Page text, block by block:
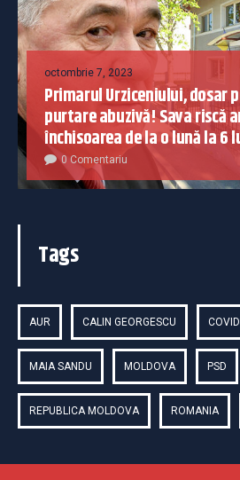
octombrie 7, 2023
Primarul Urziceniului, dosar
purtare abuzivă! Sava riscă
închisoarea de la o lună la 6
0 Comentariu
Tags
AUR CALIN GEORGESCU COVID
MAIA SANDU MOLDOVA PSD
REPUBLICA MOLDOVA ROMANIA